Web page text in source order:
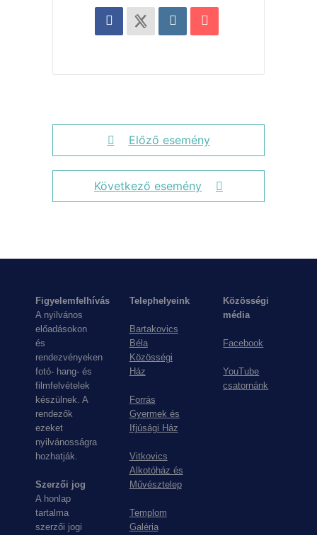
Előző esemény
Következő esemény
Figyelemfelhívás
A nyilvános
előadásokon
és
rendezvényeken
fotó- hang- és
filmfelvételek
készülnek. A
rendezők
ezeket
nyilvánosságra
hozhatják.
Szerzői jog
A honlap
tartalma
szerzői jogi
Telephelyeink
Bartakovics
Béla
Közösségi
Ház
Forrás
Gyermek és
Ifjúsági Ház
Vitkovics
Alkotóház és
Művésztelep
Templom
Galéria
Közösségi
média
Facebook
YouTube
csatornánk